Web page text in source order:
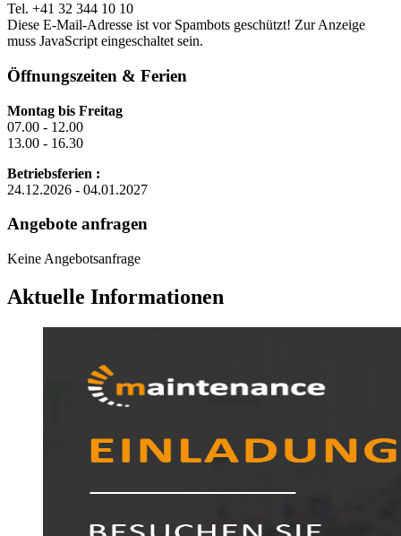
Tel. +41 32 344 10 10
Diese E-Mail-Adresse ist vor Spambots geschützt! Zur Anzeige
muss JavaScript eingeschaltet sein.
Öffnungszeiten & Ferien
Montag bis Freitag
07.00 - 12.00
13.00 - 16.30
Betriebsferien :
24.12.2026 - 04.01.2027
Angebote anfragen
Keine Angebotsanfrage
Aktuelle Informationen